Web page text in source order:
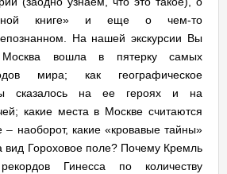
книге» и еще о чем-то
На нашей экскурсии Вы
Москва вошла в пятерку самых
мира; как географическое
сказалось на ее героях и на
какие места в Москве считаются
наоборот, какие «кровавые тайны»
вид Гороховое поле? Почему Кремль
Гинесса по количеству